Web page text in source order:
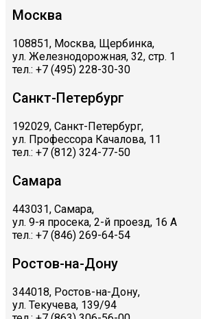
Москва
108851, Москва, Щербинка,
ул. Железнодорожная, 32, стр. 1
тел.: +7 (495) 228-30-30
Санкт-Петербург
192029, Санкт-Петербург,
ул. Профессора Качалова, 11
тел.: +7 (812) 324-77-50
Самара
443031, Самара,
ул. 9-я просека, 2-й проезд, 16 А
тел.: +7 (846) 269-64-54
Ростов-на-Дону
344018, Ростов-на-Дону,
ул. Текучева, 139/94